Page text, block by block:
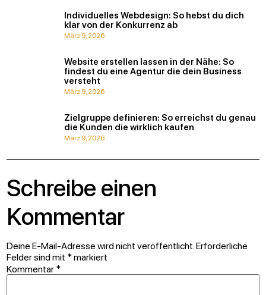
Individuelles Webdesign: So hebst du dich
klar von der Konkurrenz ab
März 9, 2026
Website erstellen lassen in der Nähe: So
findest du eine Agentur die dein Business
versteht
März 9, 2026
Zielgruppe definieren: So erreichst du genau
die Kunden die wirklich kaufen
März 9, 2026
Schreibe einen
Kommentar
Deine E-Mail-Adresse wird nicht veröffentlicht.Erforderliche
Felder sind mit *markiert
Kommentar *